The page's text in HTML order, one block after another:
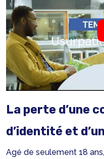
La perte d’une
d’identité et
Agé de seulement 18